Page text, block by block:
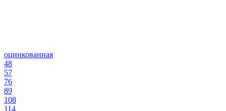
оцинкованная
48
57
76
89
108
114